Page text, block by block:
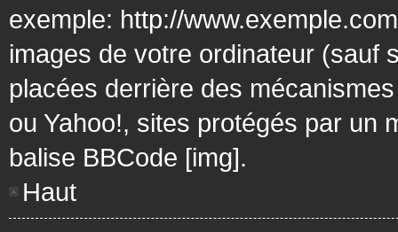
exemple: http://
images de votre ordinateur (sauf
placées derrière des
ou Yahoo!, sites protégés par un
balise BBCode [img].
Haut